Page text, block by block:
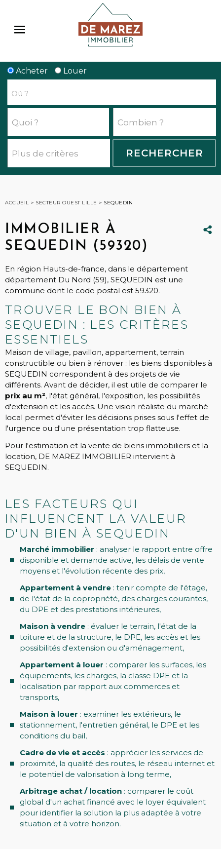
Acheter Louer
ACCUEIL > SECTEUR OUEST LILLE > SEQUEDIN
IMMOBILIER À
SEQUEDIN (59320)
En région Hauts-de-france, dans le département
département Du Nord (59), SEQUEDIN est une
commune dont le code postal est 59320.
TROUVER LE BON BIEN À
SEQUEDIN : LES CRITÈRES
ESSENTIELS
Maison de village, pavillon, appartement, terrain
constructible ou bien à rénover : les biens disponibles à
SEQUEDIN correspondent à des projets de vie
différents. Avant de décider, il est utile de comparer le
prix au m², l'état général, l'exposition, les possibilités
d'extension et les accès. Une vision réaliste du marché
local permet d'éviter les décisions prises sous l'effet de
l'urgence ou d'une présentation trop flatteuse.
Pour l'estimation et la vente de biens immobiliers et la
location, DE MAREZ IMMOBILIER intervient à
SEQUEDIN.
LES FACTEURS QUI
INFLUENCENT LA VALEUR
D'UN BIEN À SEQUEDIN
Marché immobilier : analyser le rapport entre offre
disponible et demande active, les délais de vente
moyens et l'évolution récente des prix,
Appartement à vendre : tenir compte de l'étage,
de l'état de la copropriété, des charges courantes,
du DPE et des prestations intérieures,
Maison à vendre : évaluer le terrain, l'état de la
toiture et de la structure, le DPE, les accès et les
possibilités d'extension ou d'aménagement,
Appartement à louer : comparer les surfaces, les
équipements, les charges, la classe DPE et la
localisation par rapport aux commerces et
transports,
Maison à louer : examiner les extérieurs, le
stationnement, l'entretien général, le DPE et les
conditions du bail,
Cadre de vie et accès : apprécier les services de
proximité, la qualité des routes, le réseau internet et
le potentiel de valorisation à long terme,
Arbitrage achat / location : comparer le coût
global d'un achat financé avec le loyer équivalent
pour identifier la solution la plus adaptée à votre
situation et à votre horizon.